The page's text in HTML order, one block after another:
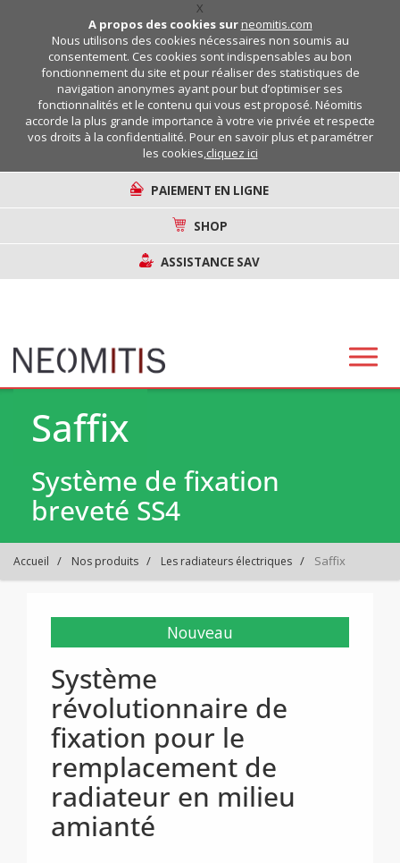
X
A propos des cookies sur neomitis.com
Nous utilisons des cookies nécessaires non soumis au
consentement. Ces cookies sont indispensables au bon
fonctionnement du site et pour réaliser des statistiques de
navigation anonymes ayant pour but d’optimiser ses
fonctionnalités et le contenu qui vous est proposé. Néomitis
accorde la plus grande importance à votre vie privée et respecte
vos droits à la confidentialité. Pour en savoir plus et paramétrer
les cookies,cliquez ici
PAIEMENT EN LIGNE
SHOP
ASSISTANCE SAV
Saffix
Système de fixation
breveté SS4
Accueil Nos produits Les radiateurs électriques Saffix
Nouveau
Système
révolutionnaire de
fixation pour le